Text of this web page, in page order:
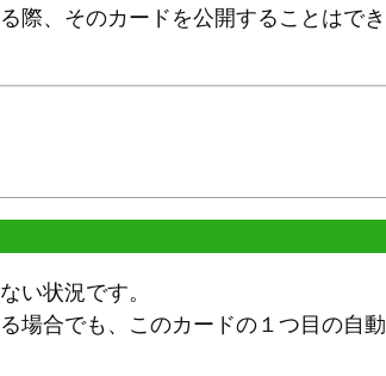
際、そのカードを公開することはでき
い状況です。
場合でも、このカードの１つ目の自動